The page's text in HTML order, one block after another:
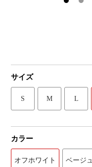
サイズ
S M L
カラー
オフホワイト ベージュ